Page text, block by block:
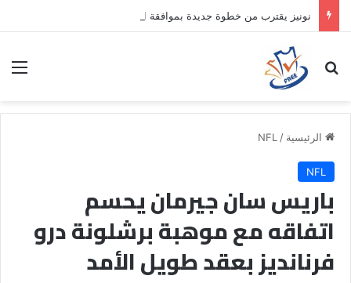
نونيز يقترب من خطوة جديدة بموافقة الهلال
بحث عن
الرئيسية /
NFL
NFL
باريس سان جيرمان يحسم
اتفاقه مع موهبة برشلونة درو
فرنانديز بعقد طويل الأمد